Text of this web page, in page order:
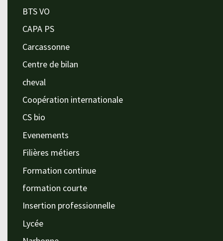
BTS VO
CAPA PS
Carcassonne
Centre de bilan
cheval
Coopération internationale
CS bio
Evenements
Filières métiers
Formation continue
formation courte
Insertion professionnelle
Lycée